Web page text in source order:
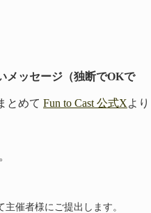
メッセージ（独断でOKで
とめて Fun to Cast 公式Xより
催者様にご提出します。